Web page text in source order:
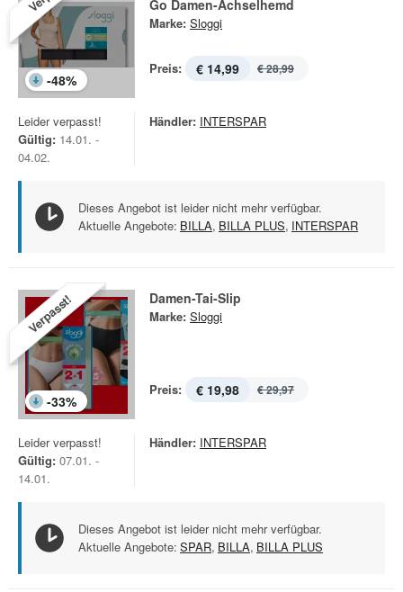
-48%
Go Damen-Achselhemd
Marke: Sloggi
Preis: € 14,99 € 28,99
Leider verpasst!
Gültig: 14.01. -
04.02.
Händler: INTERSPAR
Dieses Angebot ist leider nicht mehr verfügbar.
Aktuelle Angebote: BILLA, BILLA PLUS, INTERSPAR
Verpasst!
-33%
Damen-Tai-Slip
Marke: Sloggi
Preis: € 19,98 € 29,97
Leider verpasst!
Gültig: 07.01. -
14.01.
Händler: INTERSPAR
Dieses Angebot ist leider nicht mehr verfügbar.
Aktuelle Angebote: SPAR, BILLA, BILLA PLUS